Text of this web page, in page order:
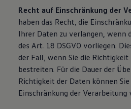
Recht auf Einschränkung der
haben das Recht, die
Ihrer Daten zu verlangen, wenn
des Art. 18 DSGVO vorliegen.
der Fall, wenn Sie die
bestreiten. Für die Dauer der
Richtigkeit der Daten können Sie
Einschränkung der Verarbeitung